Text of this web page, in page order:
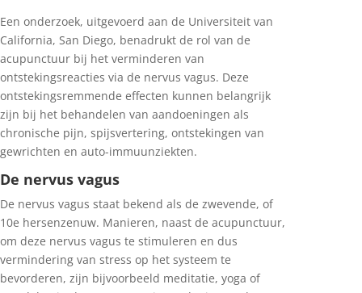
Een onderzoek, uitgevoerd aan de Universiteit van
California, San Diego, benadrukt de rol van de
acupunctuur bij het verminderen van
ontstekingsreacties via de nervus vagus. Deze
ontstekingsremmende effecten kunnen belangrijk
zijn bij het behandelen van aandoeningen als
chronische pijn, spijsvertering, ontstekingen van
gewrichten en auto-immuunziekten.
De nervus vagus
De nervus vagus staat bekend als de zwevende, of
10e hersenzenuw. Manieren, naast de acupunctuur,
om deze nervus vagus te stimuleren en dus
vermindering van stress op het systeem te
bevorderen, zijn bijvoorbeeld meditatie, yoga of